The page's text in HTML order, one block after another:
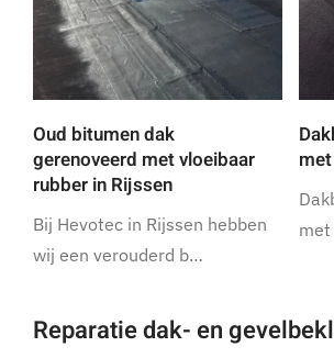
Oud bitumen dak
gerenoveerd met vloeibaar
rubber in Rijssen
Bij Hevotec in Rijssen hebben
wij een verouderd b…
met
Reparatie dak- en